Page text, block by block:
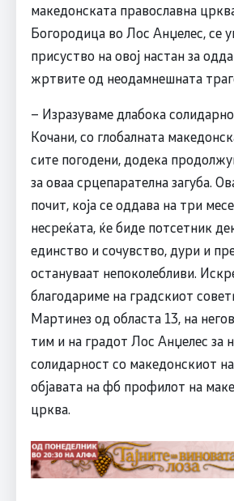
македонската православна
Богородица во Лос Анџелес, се
присуство на овој настан за
жртвите од неодамнешната
– Изразуваме длабока
Кочани, со глобалната
сите погодени, додека
за оваа срцепарателна загуба.
почит, која се оддава на три
несреќата, ќе биде потсетник
единство и сочувство, дури и
остануваат непоколебливи.
благодариме на градскиот
Мартинез од областа 13, на
тим и на градот Лос Анџелес за
солидарност со македонскиот
објавата на фб профилот на
црква.